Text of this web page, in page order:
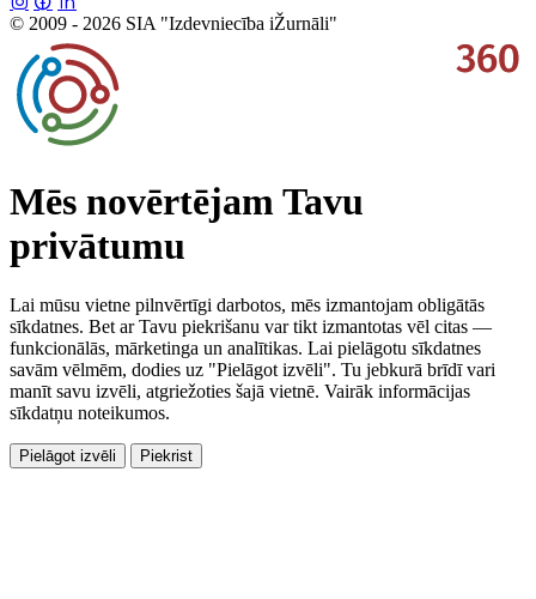
© 2009 - 2026 SIA "Izdevniecība iŽurnāli"
Mēs novērtējam Tavu
privātumu
Lai mūsu vietne pilnvērtīgi darbotos, mēs izmantojam obligātās
sīkdatnes. Bet ar Tavu piekrišanu var tikt izmantotas vēl citas —
funkcionālās, mārketinga un analītikas. Lai pielāgotu sīkdatnes
savām vēlmēm, dodies uz "Pielāgot izvēli". Tu jebkurā brīdī vari
manīt savu izvēli, atgriežoties šajā vietnē. Vairāk informācijas
sīkdatņu noteikumos.
Pielāgot izvēli Piekrist